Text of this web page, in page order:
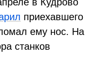
приехавшего
ему нос. На
станков